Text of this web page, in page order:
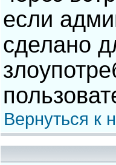
если
сделано
Вернуться к